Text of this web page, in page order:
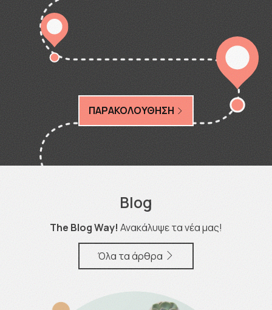
ΠΑΡΑΚΟΛΟΥΘΗΣΗ
Blog
The Blog Way! Ανακάλυψε τα νέα μας!
Όλα τα άρθρα